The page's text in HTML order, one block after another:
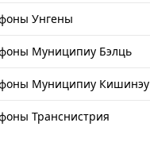
Унгены
Муниципиу Бэлць
Муниципиу Кишинэу
Транснистрия